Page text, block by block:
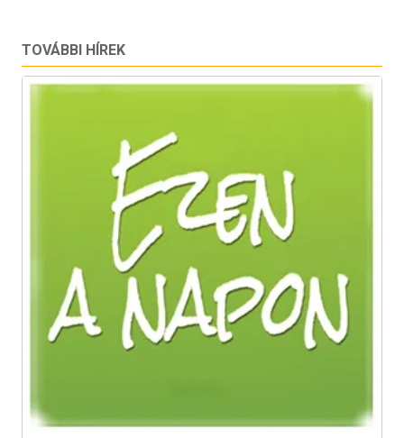
TOVÁBBI HÍREK